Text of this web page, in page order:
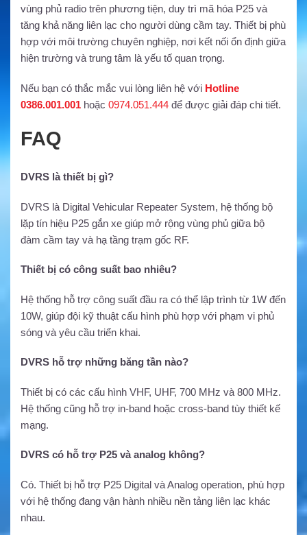
vùng phủ radio trên phương tiện, duy trì mã hóa P25 và
tăng khả năng liên lạc cho người dùng cầm tay. Thiết bị phù
hợp với môi trường chuyên nghiệp, nơi kết nối ổn định giữa
hiện trường và trung tâm là yếu tố quan trọng.
Nếu bạn có thắc mắc vui lòng liên hệ với Hotline
0386.001.001 hoặc 0974.051.444 để được giải đáp chi tiết.
FAQ
DVRS là thiết bị gì?
DVRS là Digital Vehicular Repeater System, hệ thống bộ
lặp tín hiệu P25 gắn xe giúp mở rộng vùng phủ giữa bộ
đàm cầm tay và hạ tầng trạm gốc RF.
Thiết bị có công suất bao nhiêu?
Hệ thống hỗ trợ công suất đầu ra có thể lập trình từ 1W đến
10W, giúp đội kỹ thuật cấu hình phù hợp với phạm vi phủ
sóng và yêu cầu triển khai.
DVRS hỗ trợ những băng tần nào?
Thiết bị có các cấu hình VHF, UHF, 700 MHz và 800 MHz.
Hệ thống cũng hỗ trợ in-band hoặc cross-band tùy thiết kế
mạng.
DVRS có hỗ trợ P25 và analog không?
Có. Thiết bị hỗ trợ P25 Digital và Analog operation, phù hợp
với hệ thống đang vận hành nhiều nền tảng liên lạc khác
nhau.